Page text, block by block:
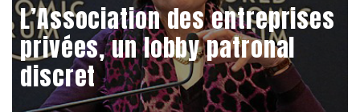
L’Association des entreprises
privées, un lobby patronal
discret